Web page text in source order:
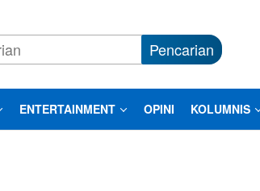
Pencarian
ENTERTAINMENT OPINI KOLUMNIS